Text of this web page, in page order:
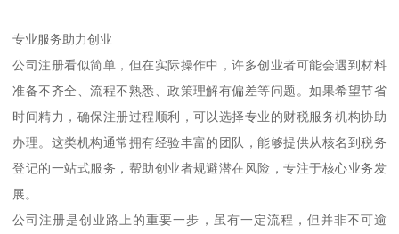
专业服务助力创业
公司注册看似简单，但在实际操作中，许多创业者可能会遇到材料
准备不齐全、流程不熟悉、政策理解有偏差等问题。如果希望节省
时间精力，确保注册过程顺利，可以选择专业的财税服务机构协助
办理。这类机构通常拥有经验丰富的团队，能够提供从核名到税务
登记的一站式服务，帮助创业者规避潜在风险，专注于核心业务发
展。
公司注册是创业路上的重要一步，虽有一定流程，但并非不可逾